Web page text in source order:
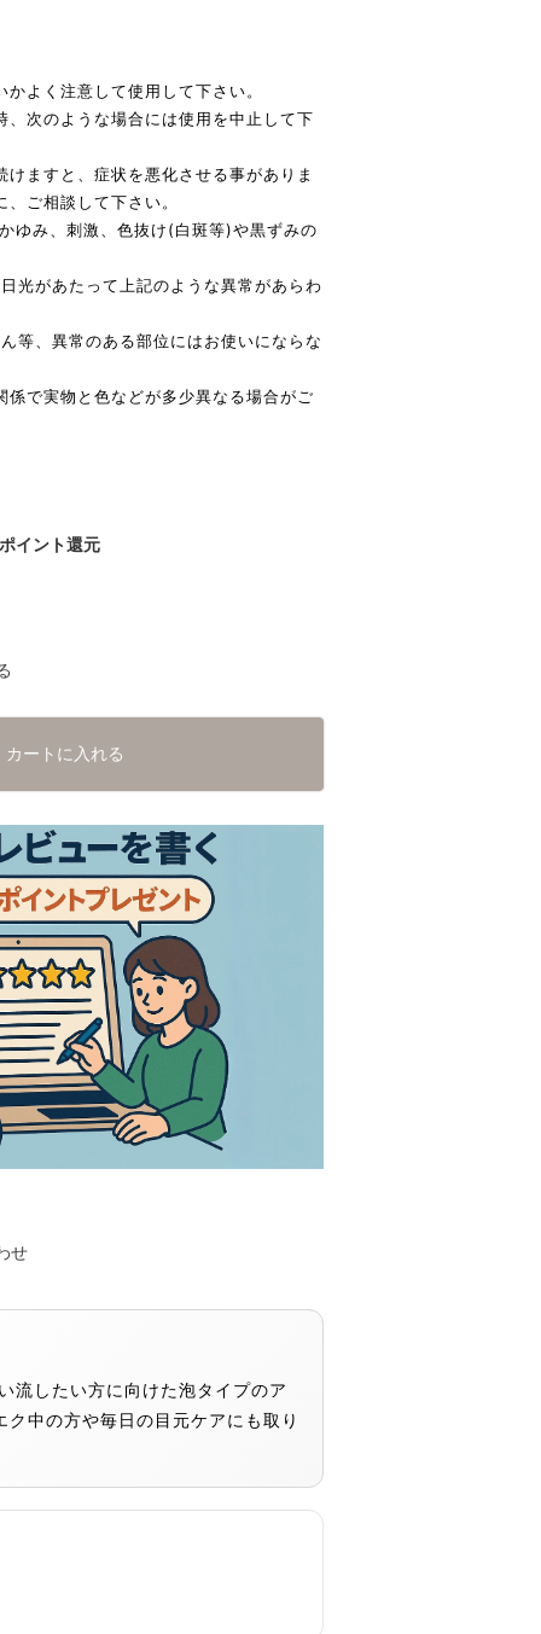
よく注意して使用して下さい。
、次のような場合には使用を中止して下
けますと、症状を悪化させる事がありま
ご相談して下さい。
ゆみ、刺激、色抜け(白斑等)や黒ずみの
光があたって上記のような異常があらわ
等、異常のある部位にはお使いにならな
係で実物と色などが多少異なる場合がご
ポイント還元
カートに入れる
せ
流したい方に向けた泡タイプのア
中の方や毎日の目元ケアにも取り